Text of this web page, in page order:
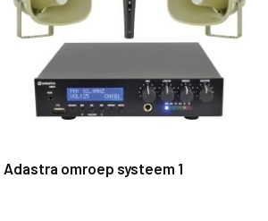
Adastra omroep systeem 1